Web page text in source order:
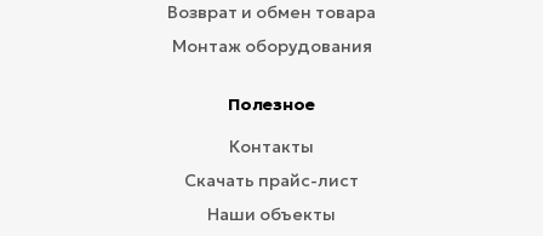
Возврат и обмен товара
Монтаж оборудования
Полезное
Контакты
Скачать прайс-лист
Наши объекты